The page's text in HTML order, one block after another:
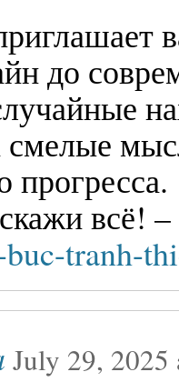
до
смелые
прогресса.
всё! –
tranh-
July 29, 2025